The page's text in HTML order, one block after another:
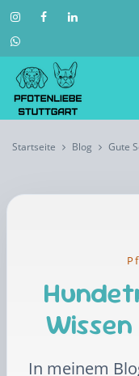
Startseite Blog Gute
In meinem